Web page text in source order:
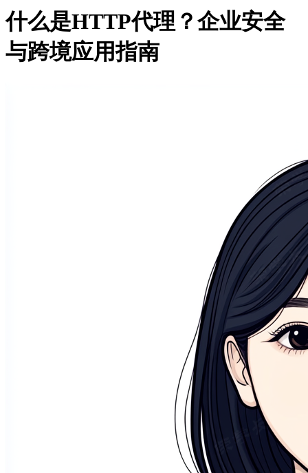
什么是HTTP代理？企业安全
与跨境应用指南